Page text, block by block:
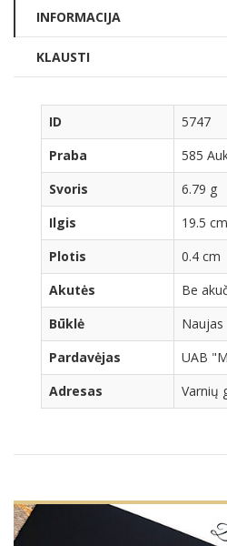
INFORMACIJA
KLAUSTI
ID
5747
Praba
585
Svoris
6.79 g
Ilgis
19.5 cm
Plotis
0.4 cm
Akutės
Be
Būklė
Naujas
Pardavėjas
UAB
Adresas
Varnių